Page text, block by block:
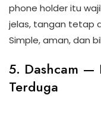
phone holder itu
jelas, tangan tetap
Simple, aman, dan
5. Dashcam —
Terduga